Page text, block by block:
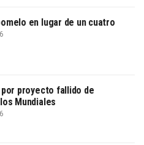
en lugar de un cuatro
por proyecto fallido de
Mundiales